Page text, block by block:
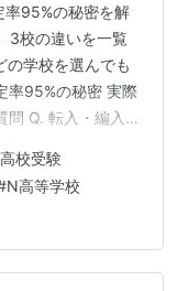
率95%の秘密を解
3校の違いを一覧
の学校を選んでも
率95%の秘密 実際
問 Q. 転入・編入
プンキャンパスに
大学合格実績は学
れを選べばい
を理解した上で、
「R高」――名前は
高校受験
N高等学校